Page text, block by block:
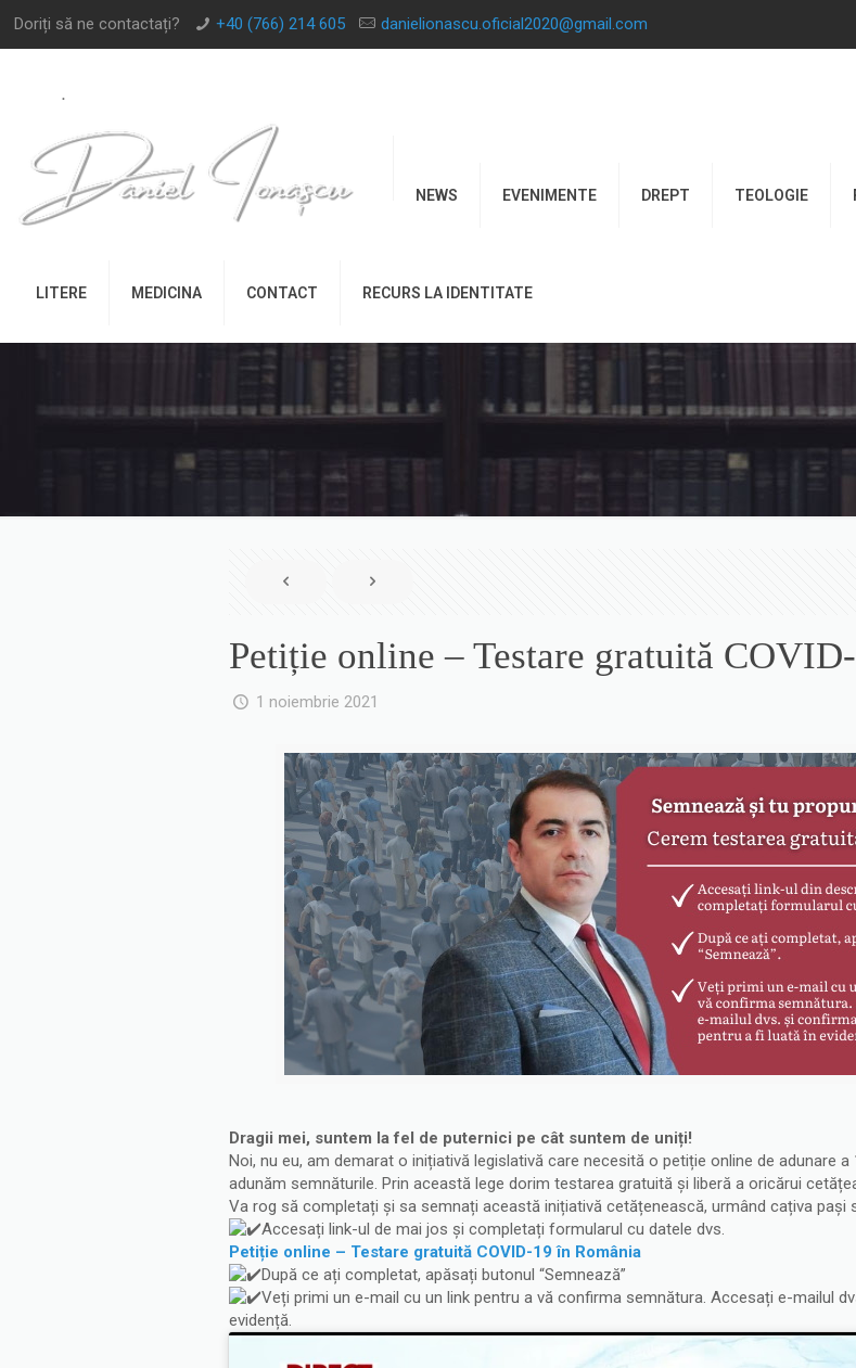
Doriți să ne contactați? +40 (766) 214 605 danielionascu.oficial2020@gmail.com
NEWS EVENIMENTE DREPT TEOLOGIE
LITERE MEDICINA CONTACT RECURS LA IDENTITATE
Petiție online – Testare gratuită
1 noiembrie 2021
Dragii mei, suntem la fel de puternici pe cât suntem de uniți!
Noi, nu eu, am demarat o inițiativă legislativă care necesită o petiție online de adunare
adunăm semnăturile. Prin această lege dorim testarea gratuită și liberă a oricărui
Va rog să completați și sa semnați această inițiativă cetățenească, urmând cațiva pași
Accesați link-ul de mai jos și completați formularul cu datele dvs.
Petiție online – Testare gratuită COVID-19 în România
După ce ați completat, apăsați butonul “Semnează”
Veți primi un e-mail cu un link pentru a vă confirma semnătura. Accesați e-mailul
evidență.